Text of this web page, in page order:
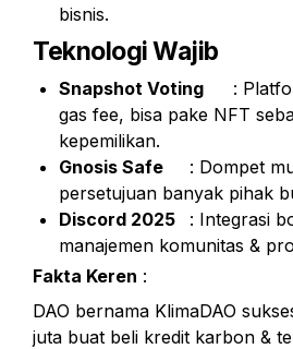
bisnis.
Teknologi Wajib
Snapshot Voting
gas fee, bisa pake NFT
kepemilikan.
Gnosis Safe
persetujuan banyak pihak
Discord 2025
manajemen komunitas &
Fakta Keren :
DAO bernama KlimaDAO
juta buat beli kredit karbon &